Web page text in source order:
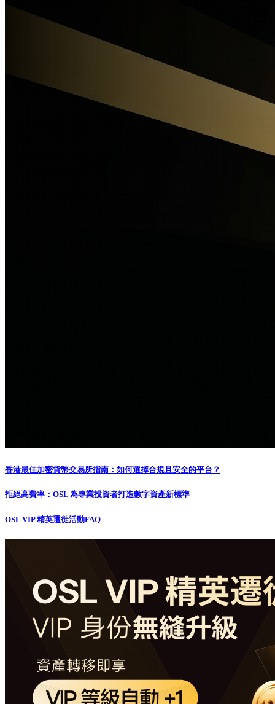
香港最佳加密貨幣交易所指南：如何選擇合規且安全的平台？
拒絕高費率：OSL 為專業投資者打造數字資產新標準
OSL VIP 精英遷徙活動FAQ